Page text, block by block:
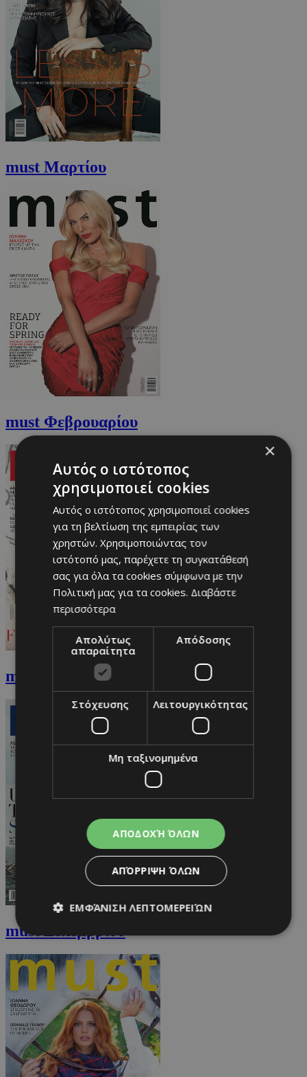
must Μαρτίου
must Φεβρουαρίου
must Ιανουαρίου
must Δεκεμβρίου
×
Αυτός ο ιστότοπος
χρησιμοποιεί cookies
Αυτός ο ιστότοπος χρησιμοποιεί cookies
για τη βελτίωση της εμπειρίας των
χρηστών. Χρησιμοποιώντας τον
ιστότοπό μας, παρέχετε τη συγκατάθεσή
σας για όλα τα cookies σύμφωνα με την
Πολιτική μας για τα cookies. Διαβάστε
περισσότερα
Απολύτως
απαραίτητα
Απόδοσης
Στόχευσης Λειτουργικότητας
Μη ταξινομημένα
ΑΠΟΔΟΧΉ ΌΛΩΝ
ΑΠΌΡΡΙΨΗ ΌΛΩΝ
ΕΜΦΆΝΙΣΗ ΛΕΠΤΟΜΕΡΕΙΏΝ
Απολύτως απαραίτητα
Στόχευσης
Λειτουργικότητας
Μη ταξινομημένα
Τα απολύτως απαραίτητα cookies επιτρέπουν
βασικές λειτουργίες του ιστότοπου, όπως τη
σύνδεση χρήστη και τη διαχείριση λογαριασμού.
Ο ιστότοπος δεν μπορεί να χρησιμοποιηθεί σωστά
χωρίς τα απολύτως απαραίτητα cookies.